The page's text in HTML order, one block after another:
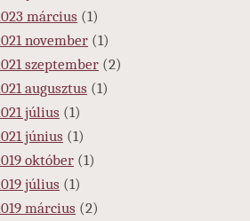
március (1)
november (1)
szeptember (2)
augusztus (1)
július (1)
június (1)
október (1)
július (1)
március (2)